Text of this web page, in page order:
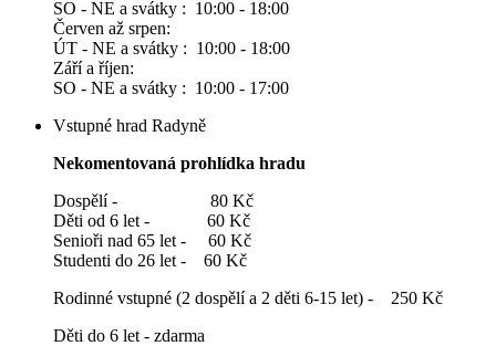
SO - NE a svátky : 10:00 - 18:00
Červen až srpen:
ÚT - NE a svátky : 10:00 - 18:00
Září a říjen:
SO - NE a svátky : 10:00 - 17:00
Vstupné hrad Radyně
Nekomentovaná prohlídka hradu
Dospělí - 80 Kč
Děti od 6 let - 60 Kč
Senioři nad 65 let - 60 Kč
Studenti do 26 let - 60 Kč
Rodinné vstupné (2 dospělí a 2 děti 6-15 let) - 250 Kč
Děti do 6 let - zdarma